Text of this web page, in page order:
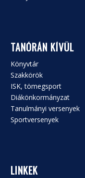
TANÓRÁN KÍVÜL
Könyvtár
Szakkörök
ISK, tömegsport
Diákönkormányzat
Tanulmányi versenyek
Sportversenyek
LINKEK